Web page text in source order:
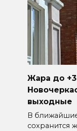
Жара до
выходные
В
сохранится